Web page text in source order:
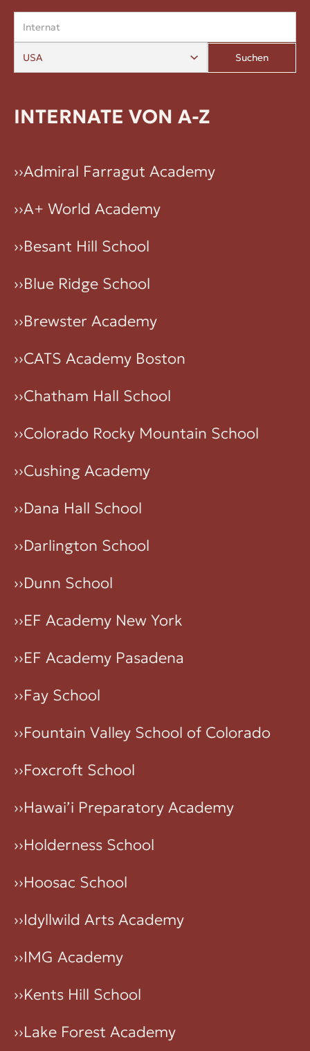
Suchen
INTERNATE VON A-Z
››Admiral Farragut Academy
››A+ World Academy
››Besant Hill School
››Blue Ridge School
››Brewster Academy
››CATS Academy Boston
››Chatham Hall School
››Colorado Rocky Mountain School
››Cushing Academy
››Dana Hall School
››Darlington School
››Dunn School
››EF Academy New York
››EF Academy Pasadena
››Fay School
››Fountain Valley School of Colorado
››Foxcroft School
››Hawai’i Preparatory Academy
››Holderness School
››Hoosac School
››Idyllwild Arts Academy
››IMG Academy
››Kents Hill School
››Lake Forest Academy